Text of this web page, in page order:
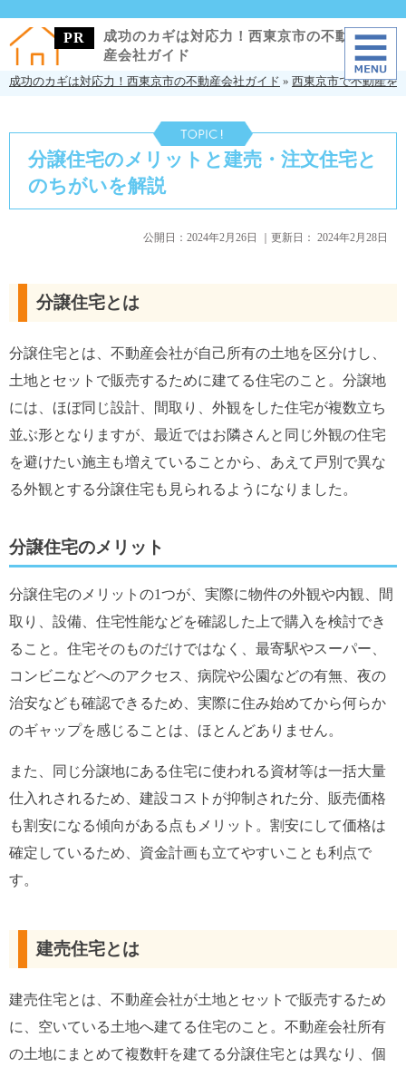
成功のカギは対応力！西東京市の不動
産会社ガイド
成功のカギは対応力！西東京市の不動産会社ガイド » 西東京市で不動産を
分譲住宅のメリットと建売・注文住宅と
のちがいを解説
公開日： 2024年2月26日 ｜更新日： 2024年2月28日
分譲住宅とは
分譲住宅とは、不動産会社が自己所有の土地を区分けし、
土地とセットで販売するために建てる住宅のこと。分譲地
には、ほぼ同じ設計、間取り、外観をした住宅が複数立ち
並ぶ形となりますが、最近ではお隣さんと同じ外観の住宅
を避けたい施主も増えていることから、あえて戸別で異な
る外観とする分譲住宅も見られるようになりました。
分譲住宅のメリット
分譲住宅のメリットの1つが、実際に物件の外観や内観、間
取り、設備、住宅性能などを確認した上で購入を検討でき
ること。住宅そのものだけではなく、最寄駅やスーパー、
コンビニなどへのアクセス、病院や公園などの有無、夜の
治安なども確認できるため、実際に住み始めてから何らか
のギャップを感じることは、ほとんどありません。
また、同じ分譲地にある住宅に使われる資材等は一括大量
仕入れされるため、建設コストが抑制された分、販売価格
も割安になる傾向がある点もメリット。割安にして価格は
確定しているため、資金計画も立てやすいことも利点で
す。
建売住宅とは
建売住宅とは、不動産会社が土地とセットで販売するため
に、空いている土地へ建てる住宅のこと。不動産会社所有
の土地にまとめて複数軒を建てる分譲住宅とは異なり、個